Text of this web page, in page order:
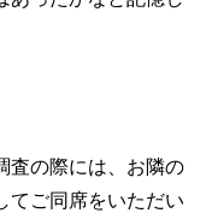
査の際には、お隣の
てご同席をいただい